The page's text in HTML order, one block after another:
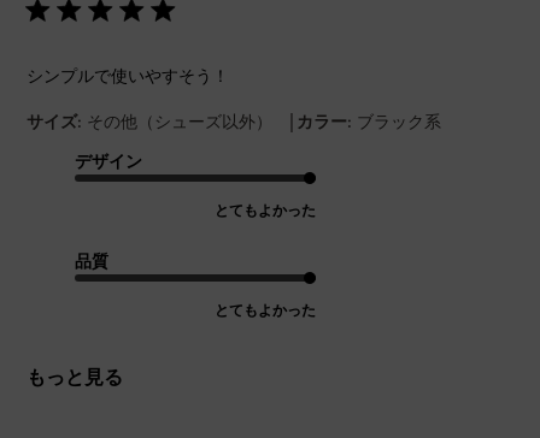
シンプルで使いやすそう！
サイズ: その他（シューズ以外） | カラー: ブラック系
デザイン
とてもよかった
品質
とてもよかった
もっと見る